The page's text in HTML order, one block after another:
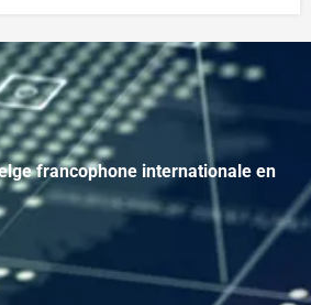
francophone internationale en